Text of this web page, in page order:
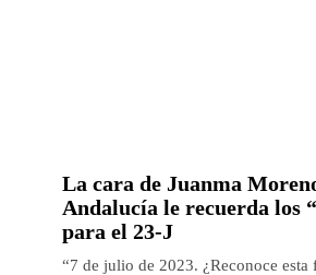
La cara de Juanma
Andalucía le recuerda los
para el 23-J
“7 de julio de 2023. ¿Reconoce